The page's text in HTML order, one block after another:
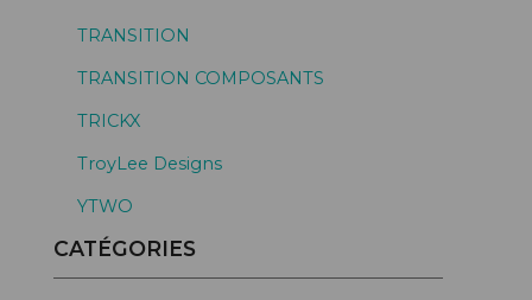
TRANSITION
TRANSITION COMPOSANTS
TRICKX
TroyLee Designs
YTWO
CATÉGORIES